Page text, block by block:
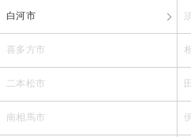
白河市
喜多方市
二本松市
南相馬市